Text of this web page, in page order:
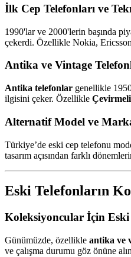
İlk Cep Telefonları ve
1990'lar ve 2000'lerin başında
çekerdi. Özellikle Nokia,
Antika ve Vintage
Antika telefonlar genellikle
ilgisini çeker. Özellikle
Alternatif Model ve
Türkiye’de eski cep telefonu
tasarım açısından farklı
Eski Telefonların
Koleksiyoncular İçin Eski
Günümüzde, özellikle antika ve
ve çalışma durumu göz önüne